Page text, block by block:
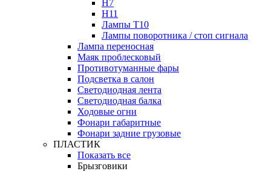
H7
H11
Лампы Т10
Лампы поворотника / стоп сигнала
Лампа переносная
Маяк проблесковый
Противотуманные фары
Подсветка в салон
Светодиодная лента
Светодиодная балка
Ходовые огни
Фонари габаритные
Фонари задние грузовые
ПЛАСТИК
Показать все
Брызговики